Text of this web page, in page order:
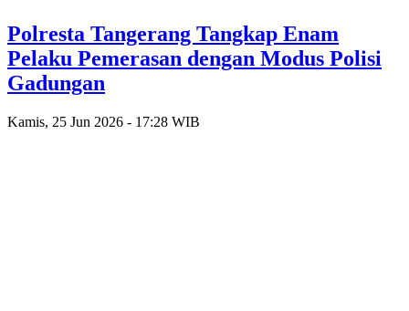
Polresta Tangerang Tangkap Enam
Pelaku Pemerasan dengan Modus Polisi
Gadungan
Kamis, 25 Jun 2026 - 17:28 WIB